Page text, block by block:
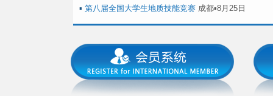
▪ 第八届全国大学生地质技能竞赛 成都▪8月25日